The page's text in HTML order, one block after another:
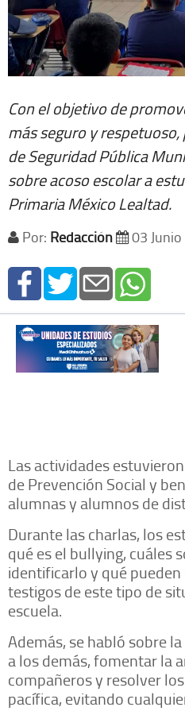
Con el objetivo de
más seguro y
de Seguridad Pública
sobre acoso escolar a
Primaria México Lealtad.
Por: Redacción 03
Las actividades
de Prevención Social y
alumnas y alumnos de
Durante las charlas, los
qué es el bullying, cuáles
identificarlo y qué
testigos de este tipo de
escuela.
Además, se habló sobre
a los demás, fomentar la
compañeros y resolver
pacífica, evitando